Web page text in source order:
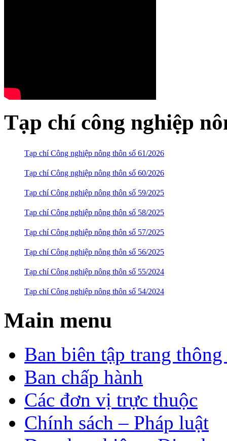
Tạp chí công nghiệp
Tạp chí Công nghiệp nông thôn số 61/2026
Tạp chí Công nghiệp nông thôn số 60/2026
Tạp chí Công nghiệp nông thôn số 59/2025
Tạp chí Công nghiệp nông thôn số 58/2025
Tạp chí Công nghiệp nông thôn số 57/2025
Tạp chí Công nghiệp nông thôn số 56/2025
Tạp chí Công nghiệp nông thôn số 55/2024
Tạp chí Công nghiệp nông thôn số 54/2024
Main menu
Ban biên tập trang
Ban chấp hành
Các đơn vị trực thuộc
Chính sách – Pháp luật